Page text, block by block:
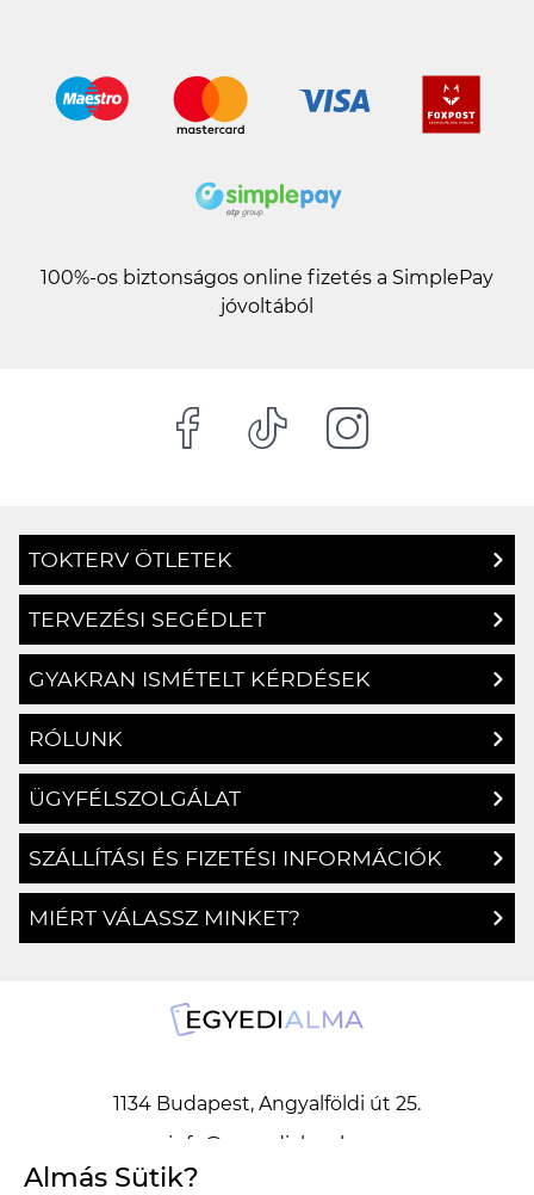
100%-os biztonságos online fizetés a SimplePay
jóvoltából
TOKTERV ÖTLETEK
TERVEZÉSI SEGÉDLET
GYAKRAN ISMÉTELT KÉRDÉSEK
RÓLUNK
ÜGYFÉLSZOLGÁLAT
SZÁLLÍTÁSI ÉS FIZETÉSI INFORMÁCIÓK
MIÉRT VÁLASSZ MINKET?
1134 Budapest, Angyalföldi út 25.
info@egyedialma.hu
Almás Sütik?